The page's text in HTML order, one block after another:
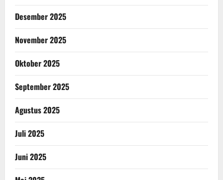
Desember 2025
November 2025
Oktober 2025
September 2025
Agustus 2025
Juli 2025
Juni 2025